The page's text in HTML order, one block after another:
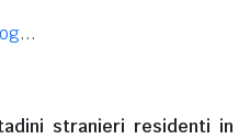
...
stranieri residenti in